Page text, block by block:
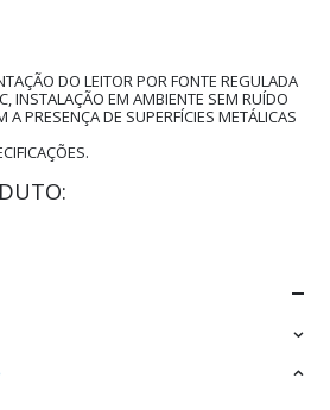
DO LEITOR POR FONTE REGULADA
INSTALAÇÃO EM AMBIENTE SEM RUÍDO
A PRESENÇA DE SUPERFÍCIES METÁLICAS